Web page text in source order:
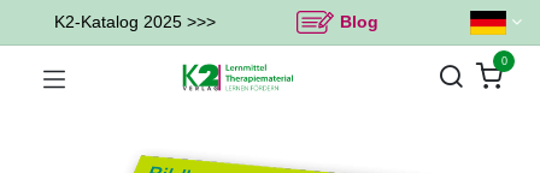
K2-Katalog 2025 >>> Blog
0